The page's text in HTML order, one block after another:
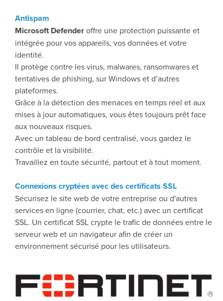
Antispam
Microsoft Defenderoffre une protection puissante et
intégrée pour vos appareils, vos données et votre
identité.
Il protège contre les virus, malwares, ransomwares et
tentatives de phishing, sur Windows et d’autres
plateformes.
Grâce à la détection des menaces en temps réel et aux
mises à jour automatiques, vous êtes toujours prêt face
aux nouveaux risques.
Avec un tableau de bord centralisé, vous gardez le
contrôle et la visibilité.
Travaillez en toute sécurité, partout et à tout moment.
Connexions cryptées avec des certificats SSL
Sécurisez le site web de votre entreprise ou d'autres
services en ligne (courrier, chat, etc.) avec un certificat
SSL. Un certificat SSL crypte le trafic de données entre le
serveur web et un navigateur afin de créer un
environnement sécurisé pour les utilisateurs.